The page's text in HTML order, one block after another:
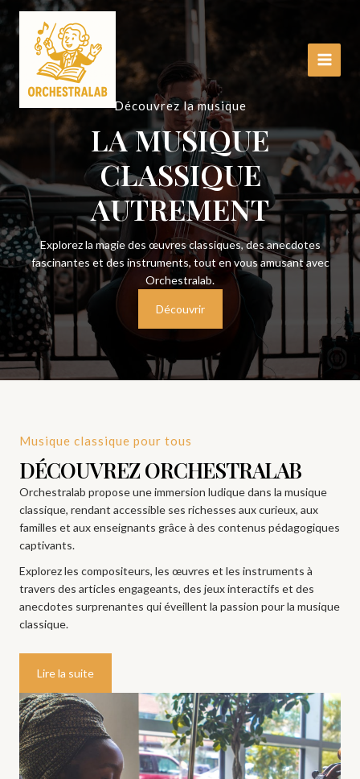
au
contenu
Menu
Découvrez la musique
LA MUSIQUE
CLASSIQUE
AUTREMENT
Explorez la magie des œuvres classiques, des anecdotes
fascinantes et des instruments, tout en vous amusant avec
Orchestralab.
Découvrir
Musique classique pour tous
DÉCOUVREZ ORCHESTRALAB
Orchestralab propose une immersion ludique dans la musique
classique, rendant accessible ses richesses aux curieux, aux
familles et aux enseignants grâce à des contenus pédagogiques
captivants.
Explorez les compositeurs, les œuvres et les instruments à
travers des articles engageants, des jeux interactifs et des
anecdotes surprenantes qui éveillent la passion pour la musique
classique.
Lire la suite